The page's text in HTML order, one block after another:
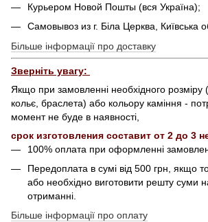
Курьером Новой Пошты (вся Україна);
Самовывоз из г. Біла Церква, Київська
Більше інформації про доставку
Зверніть увагу:
Якщо при замовленні необхідного розміру
кольє, браслета) або кольору каміння -
момент не буде в наявності,
срок изготовления составит от 2 до 3
100% оплата при оформленні
Передоплата в сумі від 500 грн, якщо
або необхідно виготовити решту суми
отриманні.
Більше інформації про оплату